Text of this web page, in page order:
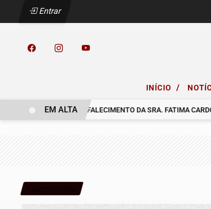
Entrar
INÍCIO /
COMUNICAMOS O FALECIMENTO DA SRA. FATIMA CARDOZO
EM ALTA